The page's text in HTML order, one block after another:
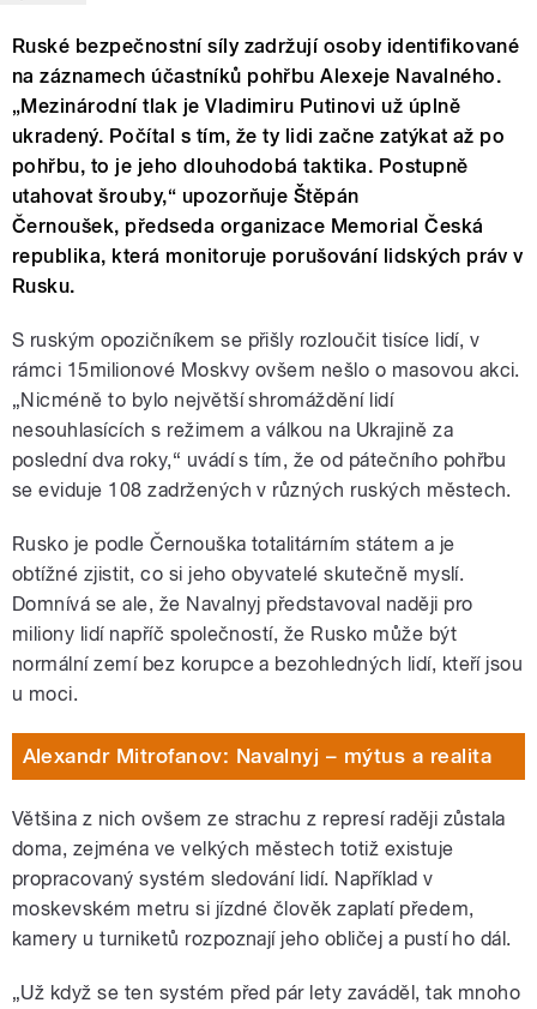
Ruské bezpečnostní síly zadržují osoby identifikované
na záznamech účastníků pohřbu Alexeje Navalného.
„Mezinárodní tlak je Vladimiru Putinovi už úplně
ukradený. Počítal s tím, že ty lidi začne zatýkat až po
pohřbu, to je jeho dlouhodobá taktika. Postupně
utahovat šrouby,“ upozorňuje Štěpán
Černoušek, předseda organizace Memorial Česká
republika, která monitoruje porušování lidských práv v
Rusku.
S ruským opozičníkem se přišly rozloučit tisíce lidí, v
rámci 15milionové Moskvy ovšem nešlo o masovou akci.
„Nicméně to bylo největší shromáždění lidí
nesouhlasících s režimem a válkou na Ukrajině za
poslední dva roky,“ uvádí s tím, že od pátečního pohřbu
se eviduje 108 zadržených v různých ruských městech.
Rusko je podle Černouška totalitárním státem a je
obtížné zjistit, co si jeho obyvatelé skutečně myslí.
Domnívá se ale, že Navalnyj představoval naději pro
miliony lidí napříč společností, že Rusko může být
normální zemí bez korupce a bezohledných lidí, kteří jsou
u moci.
Alexandr Mitrofanov: Navalnyj – mýtus a realita
Většina z nich ovšem ze strachu z represí raději zůstala
doma, zejména ve velkých městech totiž existuje
propracovaný systém sledování lidí. Například v
moskevském metru si jízdné člověk zaplatí předem,
kamery u turniketů rozpoznají jeho obličej a pustí ho dál.
„Už když se ten systém před pár lety zaváděl, tak mnoho